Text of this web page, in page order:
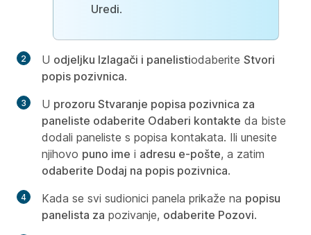
Uredi.
U odjeljku Izlagači i panelistiodaberite Stvori
popis pozivnica.
U prozoru Stvaranje popisa pozivnica za
paneliste odaberite Odaberi kontakte da biste
dodali paneliste s popisa kontakata. Ili unesite
njihovo puno ime i adresu e-pošte, a zatim
odaberite Dodaj na popis pozivnica.
Kada se svi sudionici panela prikaže na popisu
panelista za pozivanje, odaberite Pozovi.